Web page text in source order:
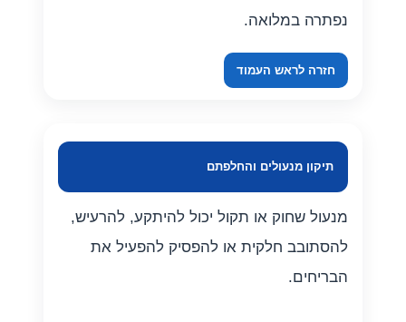
נפתרה במלואה.
חזרה לראש העמוד
תיקון מנעולים והחלפתם
מנעול שחוק או תקול יכול להיתקע, להרעיש,
להסתובב חלקית או להפסיק להפעיל את
הבריחים.